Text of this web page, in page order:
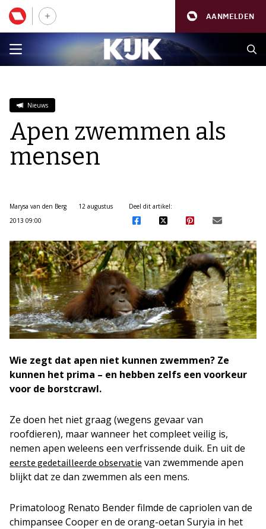
AANMELDEN
Nieuws
Apen zwemmen als
mensen
Marysa van den Berg
12 augustus
2013 09:00
Deel dit artikel:
Wie zegt dat apen niet kunnen zwemmen? Ze
kunnen het prima – en hebben zelfs een voorkeur
voor de borstcrawl.
Ze doen het niet graag (wegens gevaar van
roofdieren), maar wanneer het compleet veilig is,
nemen apen weleens een verfrissende duik. En uit de
eerste gedetailleerde observatie van zwemmende apen
blijkt dat ze dan zwemmen als een mens.
Primatoloog Renato Bender filmde de capriolen van de
chimpansee Cooper en de orang-oetan Suryia in het